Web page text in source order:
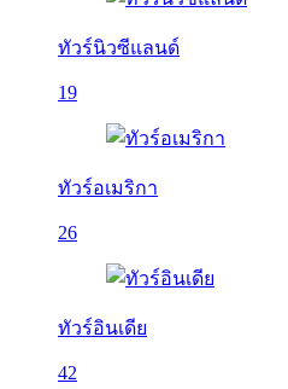
ทัวร์นิวซีแลนด์
19
ทัวร์อเมริกา
26
ทัวร์อินเดีย
42